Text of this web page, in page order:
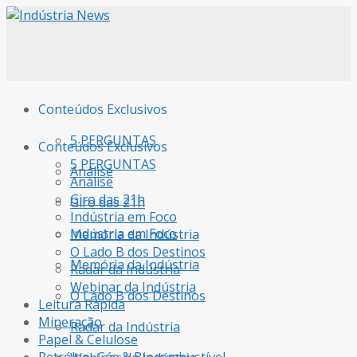
Conteúdos Exclusivos
5 PERGUNTAS
Análise
Giro das 21h
Indústria em Foco
Memória da Indústria
O Lado B dos Destinos
Radar da Indústria
Conteúdos Exclusivos
5 PERGUNTAS
Análise
Giro das 21h
Indústria em Foco
Memória da Indústria
O Lado B dos Destinos
Radar da Indústria
Webinar da Indústria
Leitura Rápida
Mineração
Papel & Celulose